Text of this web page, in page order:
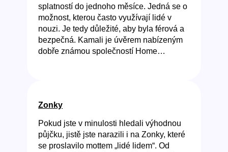
splatností do jednoho měsíce. Jedná se o
možnost, kterou často využívají lidé v
nouzi. Je tedy důležité, aby byla férová a
bezpečná. Kamali je úvěrem nabízeným
dobře známou společností Home…
Zonky
Pokud jste v minulosti hledali výhodnou
půjčku, jistě jste narazili i na Zonky, které
se proslavilo mottem „lidé lidem“. Od